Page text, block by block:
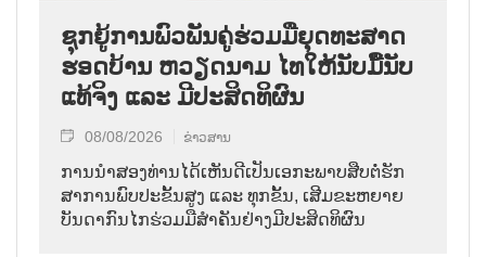
ຊຸກ​ຍູ້​ການ​ພົວ​ພັນ​ຄູ່​ຮ່ວມ​ມື​ຍຸດ​ທະ​ສາດ​
ຮອດ​ບ້ານ ຫວຽດ​ນາມ ໄທ​ໃຫ້​ນັບ​ມື້​ນັບ​
ແທ້​ຈິງ ແລະ ມີ​ປະ​ສິດ​ທິ​ຜົນ
08/08/2026 ຂ່າວສານ
ການ​ນຳ​ສອງ​ທ່ານ​ໄດ້​ເຫັນ​ດີ​ເປັນ​ເອ​ກະ​ພາບ​ສືບ​ຕໍ່​ຮັກ​
ສາ​ການ​ພົບ​ປະ​ຂັ້ນ​ສູງ ແລະ ທຸກ​ຂັ້ນ, ເສີມ​ຂະ​ຫຍາຍ​
ບັນ​ດາ​ກົນ​ໄກ​ຮ່ວມ​ມື​ສຳ​ຄັນ​ຢ່າງ​ມີ​ປະ​ສິດ​ທິ​ຜົນ